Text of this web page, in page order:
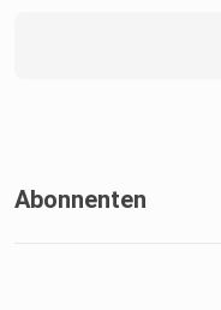
Abonnenten